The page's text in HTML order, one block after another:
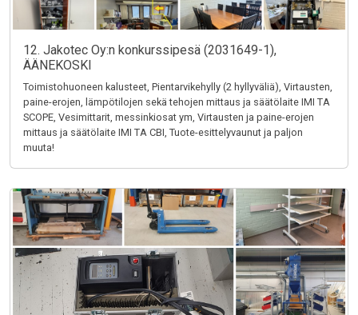
12. Jakotec Oy:n konkurssipesä (2031649-1),
ÄÄNEKOSKI
Toimistohuoneen kalusteet, Pientarvikehylly (2 hyllyväliä), Virtausten,
paine-erojen, lämpötilojen sekä tehojen mittaus ja säätölaite IMI TA
SCOPE, Vesimittarit, messinkiosat ym, Virtausten ja paine-erojen
mittaus ja säätölaite IMI TA CBI, Tuote-esittelyvaunut ja paljon
muuta!